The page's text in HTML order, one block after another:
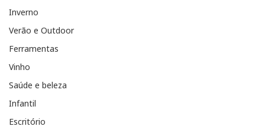
Inverno
Verão e Outdoor
Ferramentas
Vinho
Saúde e beleza
Infantil
Escritório